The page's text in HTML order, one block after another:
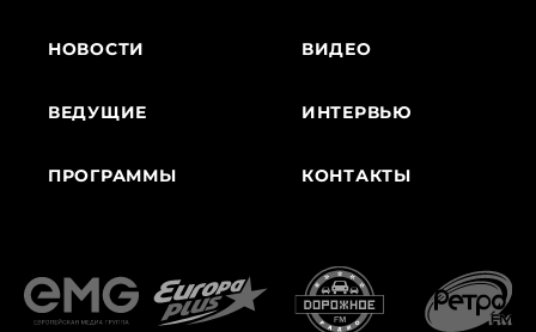
НОВОСТИ
ВЕДУЩИЕ
ПРОГРАММЫ
ВИДЕО
ИНТЕРВЬЮ
КОНТАКТЫ